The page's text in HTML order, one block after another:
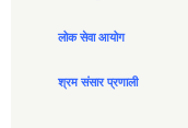
लोक सेवा आयोग
श्रम संसार प्रणाली